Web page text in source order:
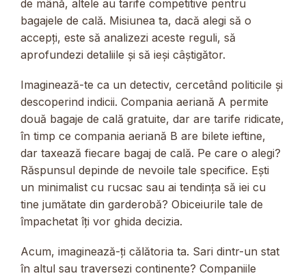
de mână, altele au tarife competitive pentru
bagajele de cală. Misiunea ta, dacă alegi să o
accepți, este să analizezi aceste reguli, să
aprofundezi detaliile și să ieși câștigător.
Imaginează-te ca un detectiv, cercetând politicile și
descoperind indicii. Compania aeriană A permite
două bagaje de cală gratuite, dar are tarife ridicate,
în timp ce compania aeriană B are bilete ieftine,
dar taxează fiecare bagaj de cală. Pe care o alegi?
Răspunsul depinde de nevoile tale specifice. Ești
un minimalist cu rucsac sau ai tendința să iei cu
tine jumătate din garderobă? Obiceiurile tale de
împachetat îți vor ghida decizia.
Acum, imaginează-ți călătoria ta. Sari dintr-un stat
în altul sau traversezi continente? Companiile